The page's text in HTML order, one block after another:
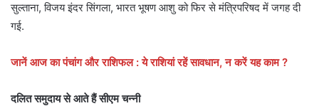
सुल्ताना, विजय इंदर सिंगला, भारत भूषण आशु को फिर से मंत्रिपरिषद में जगह दी
गई.
जानें आज का पंचांग और राशिफल : ये राशियां रहें सावधान, न करें यह काम ?
दलित समुदाय से आते हैं सीएम चन्नी